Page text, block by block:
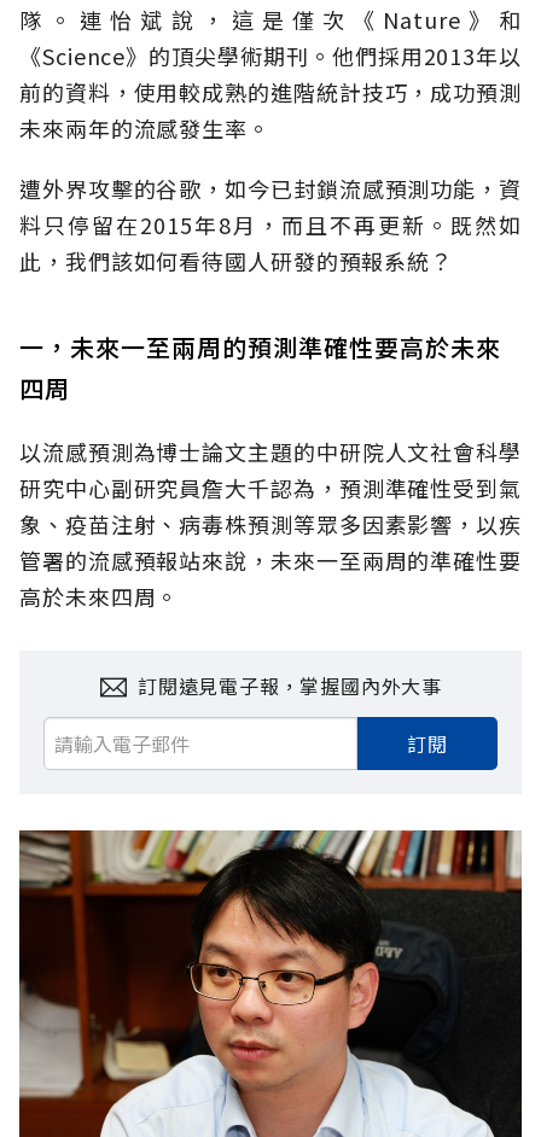
隊。連怡斌說，這是僅次《Nature》和
《Science》的頂尖學術期刊。他們採用2013年以
前的資料，使用較成熟的進階統計技巧，成功預測
未來兩年的流感發生率。
遭外界攻擊的谷歌，如今已封鎖流感預測功能，資
料只停留在2015年8月，而且不再更新。既然如
此，我們該如何看待國人研發的預報系統？
一，未來一至兩周的預測準確性要高於未來
四周
以流感預測為博士論文主題的中研院人文社會科學
研究中心副研究員詹大千認為，預測準確性受到氣
象、疫苗注射、病毒株預測等眾多因素影響，以疾
管署的流感預報站來說，未來一至兩周的準確性要
高於未來四周。
訂閱遠見電子報，掌握國內外大事
訂閱